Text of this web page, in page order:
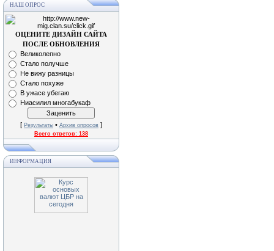
НАШ ОПРОС
ОЦЕНИТЕ ДИЗАЙН САЙТА
ПОСЛЕ ОБНОВЛЕНИЯ
Великолепно
Стало получше
Не вижу разницы
Стало похуже
В ужасе убегаю
Ниасилил многабукаф
[ Результаты • Архив опросов ]
Всего ответов: 138
ИНФОРМАЦИЯ